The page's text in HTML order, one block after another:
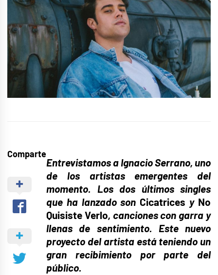
Comparte
Entrevistamos a Ignacio Serrano, uno
de los artistas emergentes del
momento. Los dos últimos singles
que ha lanzado son Cicatrices y No
Quisiste Verlo, canciones con garra y
llenas de sentimiento. Este nuevo
proyecto del artista está teniendo un
gran recibimiento por parte del
público.